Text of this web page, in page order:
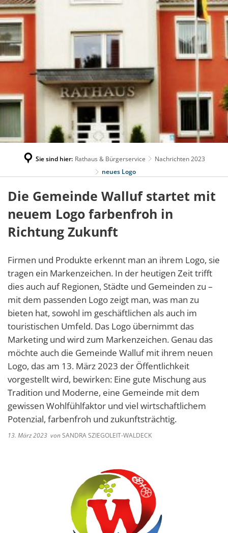
Sie sind hier: Rathaus & Bürgerservice
Nachrichten 2023
neues Logo
Die Gemeinde Walluf startet mit
neuem Logo farbenfroh in
Richtung Zukunft
Firmen und Produkte erkennt man an ihrem Logo, sie
tragen ein Markenzeichen. In der heutigen Zeit trifft
dies auch auf Regionen, Städte und Gemeinden zu –
mit dem passenden Logo zeigt man, was man zu
bieten hat, sowohl im geschäftlichen als auch im
touristischen Umfeld. Das Logo übernimmt das
Marketing und wird zum Markenzeichen. Genau das
möchte auch die Gemeinde Walluf mit ihrem neuen
Logo, das am 13. März 2023 der Öffentlichkeit
vorgestellt wird, bewirken: Eine gute Mischung aus
Tradition und Moderne, eine Gemeinde mit dem
gewissen Wohlfühlfaktor und viel wirtschaftlichem
Potenzial, farbenfroh und zukunftsträchtig.
13. März 2023 vonSANDRA SZIEGOLEIT-WALDECK